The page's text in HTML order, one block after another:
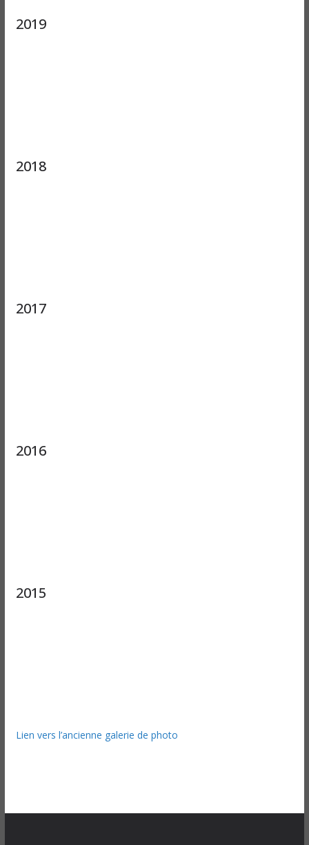
2019
2018
2017
2016
2015
Lien vers l’ancienne galerie de photo